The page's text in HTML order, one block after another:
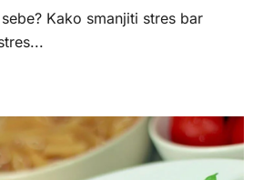
Kako smanjiti stres bar